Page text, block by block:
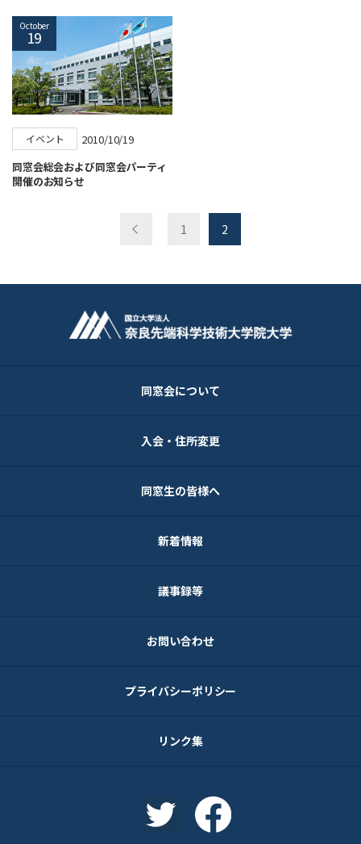
October
19
イベント
2010/10/19
同窓会総会および同窓会パーティ
開催のお知らせ
1 2
同窓会について
入会・住所変更
同窓生の皆様へ
新着情報
議事録等
お問い合わせ
プライバシーポリシー
リンク集